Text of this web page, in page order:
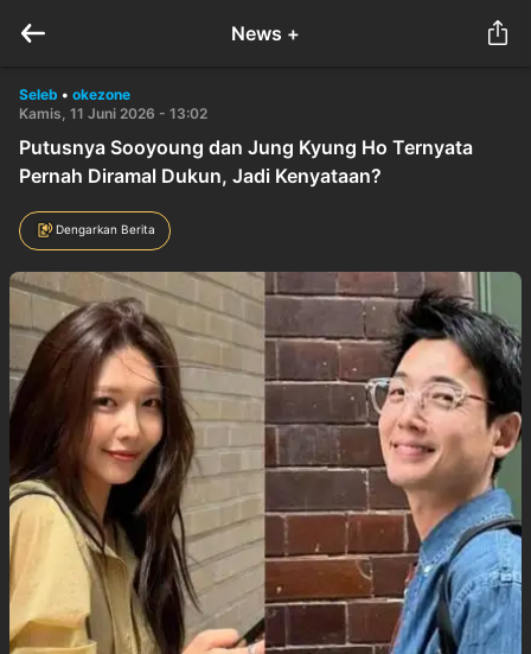
News +
Seleb • okezone
Kamis, 11 Juni 2026 - 13:02
Putusnya Sooyoung dan Jung Kyung Ho Ternyata
Pernah Diramal Dukun, Jadi Kenyataan?
Dengarkan Berita